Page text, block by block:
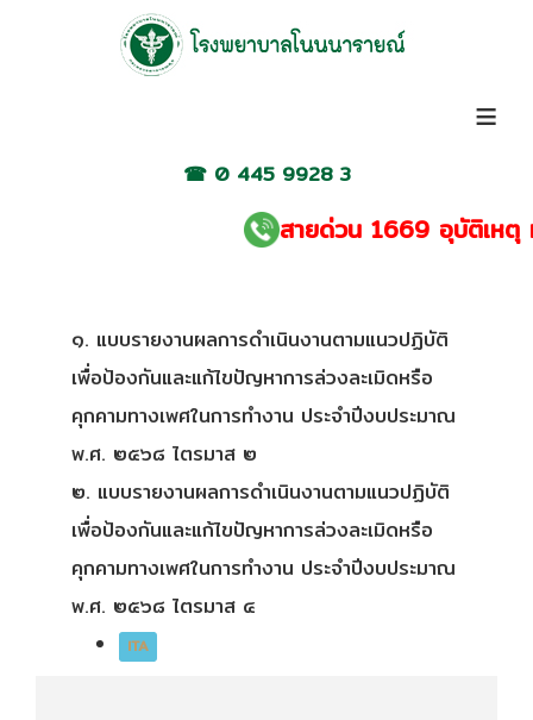
≡
☎ 0 445 9928 3
สายด่วน 1669 อุบัติเหตุ
๑. แบบรายงานผลการดำเนินงานตามแนวปฏิบัติ
เพื่อป้องกันและแก้ไขปัญหาการล่วงละเมิดหรือ
คุกคามทางเพศในการทำงาน ประจำปีงบประมาณ
พ.ศ. ๒๕๖๘ ไตรมาส ๒
๒. แบบรายงานผลการดำเนินงานตามแนวปฏิบัติ
เพื่อป้องกันและแก้ไขปัญหาการล่วงละเมิดหรือ
คุกคามทางเพศในการทำงาน ประจำปีงบประมาณ
พ.ศ. ๒๕๖๘ ไตรมาส ๔
ITA